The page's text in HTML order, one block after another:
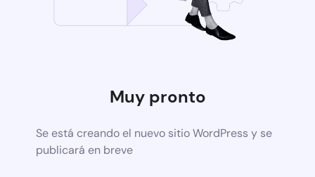
Muy pronto
Se está creando el nuevo sitio WordPress y se
publicará en breve